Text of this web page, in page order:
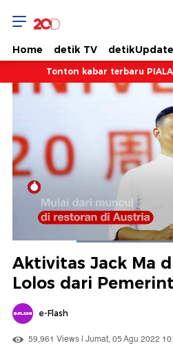
Home detik TV detikUpdate
Tonton kabar terbaru PIALA
Berhenti
Suara
Hidup
Dimuat:
Aktivitas Jack Ma
Lolos dari
e-Flash
59,961 Views | Jumat, 05 Agu 2022